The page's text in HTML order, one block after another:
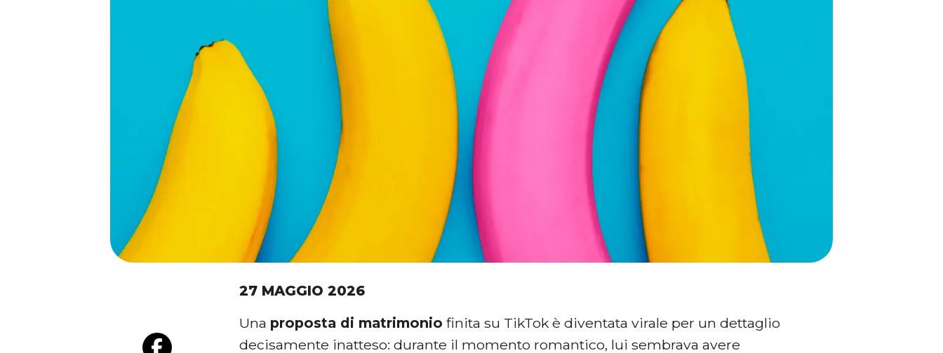
27 MAGGIO 2026
Una proposta di matrimonio finita su TikTok è diventata virale per un dettaglio
decisamente inatteso: durante il momento romantico, lui sembrava avere